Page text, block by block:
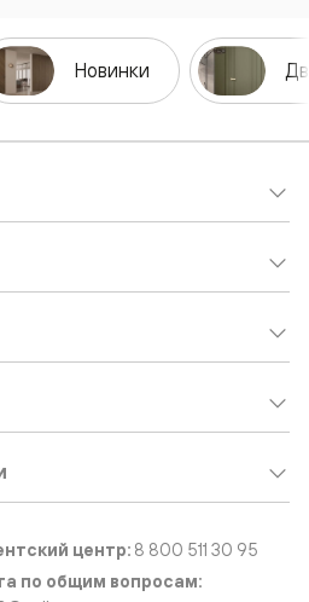
Новинки
центр: 8 800 511 30 95
по общим вопросам: